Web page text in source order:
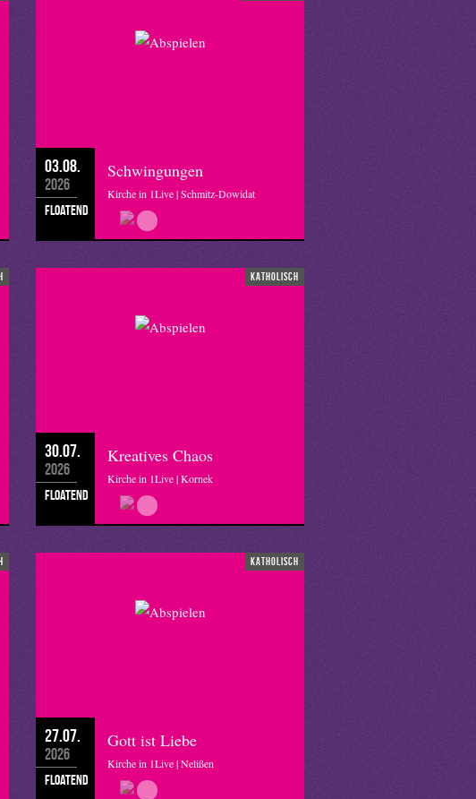
03.08.
2026
floatend
Schwingungen
Kirche in 1Live | Schmitz-Dowidat
katholisch
30.07.
2026
floatend
Kreatives Chaos
Kirche in 1Live | Kornek
katholisch
27.07.
2026
floatend
Gott ist Liebe
Kirche in 1Live | Nelißen